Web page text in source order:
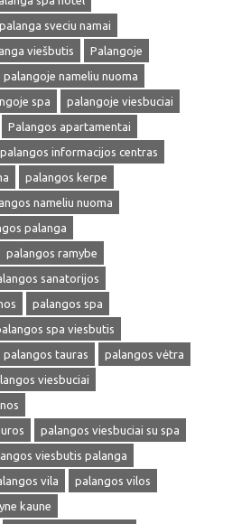
palanga sveciu namai
viešbutis
Palangoje
palangoje nameliu nuoma
spa
palangoje viesbuciai
Palangos apartamentai
palangos informacijos centras
palangos kerpe
nameliu nuoma
palanga
palangos ramybe
sanatorijos
palangos spa
spa viesbutis
palangos tauras
palangos vėtra
viesbuciai
palangos viesbuciai su spa
viesbutis palanga
vila
palangos vilos
kaune